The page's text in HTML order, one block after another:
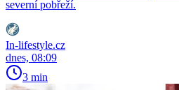
severní pobřeží.
In-lifestyle.cz
dnes, 08:09
3 min